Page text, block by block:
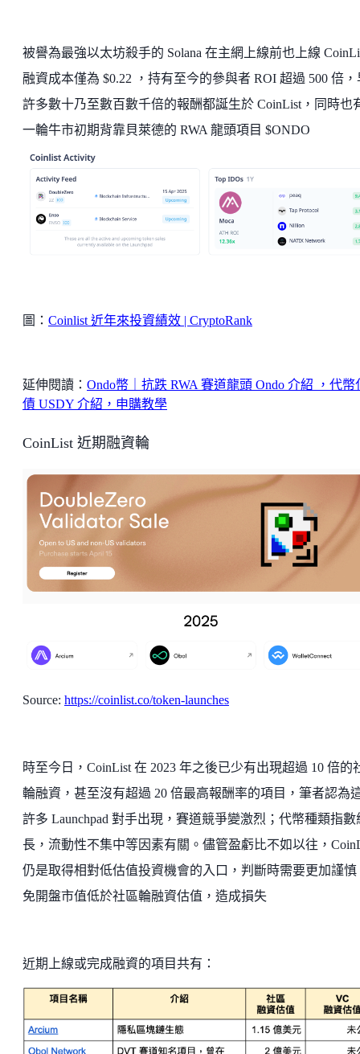
被譽為最強以太坊殺手的 Solana 在主網上線前也上線
融資成本僅為 $0.22 ，持有至今的參與者 ROI 超過 500 倍，
許多數十乃至數百數千倍的報酬都誕生於 CoinList，同時也
一輪牛市初期背靠貝萊德的 RWA 龍頭項目 $ONDO
圖： Coinlist 近年來投資績效 | CryptoRank
延伸閱讀： Ondo幣｜抗跌 RWA 賽道龍頭 Ondo 介紹 ，代幣
債 USDY 介紹，申購教學
CoinList 近期融資輪
Source: https://coinlist.co/token-launches
時至今日，CoinList 在 2023 年之後已少有出現超過 10 倍的
輪融資，甚至沒有超過 20 倍最高報酬率的項目，筆者認為
許多 Launchpad 對手出現，賽道競爭變激烈；代幣種類指數
長，流動性不集中等因素有關。儘管盈虧比不如以往，
仍是取得相對低估值投資機會的入口，判斷時需要更加謹慎
免開盤市值低於社區輪融資估值，造成損失
近期上線或完成融資的項目共有：